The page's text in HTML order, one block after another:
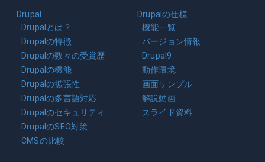
navigation
Drupal
Drupalとは？
Drupalの特徴
Drupalの数々の受賞歴
Drupalの機能
Drupalの拡張性
Drupalの多言語対応
Drupalのセキュリティ
DrupalのSEO対策
CMSの比較
Drupalの仕様
機能一覧
バージョン情報
Drupal9
動作環境
画面サンプル
解説動画
スライド資料